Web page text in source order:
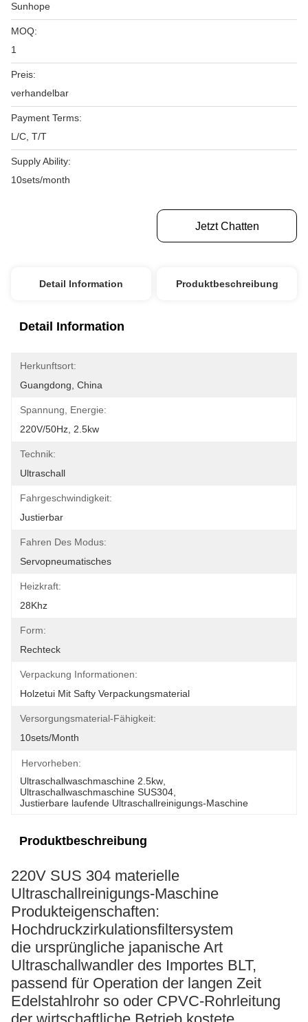
Sunhope
MOQ:
1
Preis:
verhandelbar
Payment Terms:
L/C, T/T
Supply Ability:
10sets/month
Jetzt Chatten
Detail Information Produktbeschreibung
Detail Information
Herkunftsort:
Guangdong, China
Spannung, Energie:
220V/50Hz, 2.5kw
Technik:
Ultraschall
Fahrgeschwindigkeit:
Justierbar
Fahren Des Modus:
Servopneumatisches
Heizkraft:
28Khz
Form:
Rechteck
Verpackung Informationen:
Holzetui Mit Safty Verpackungsmaterial
Versorgungsmaterial-Fähigkeit:
10sets/month
Hervorheben:
Ultraschallwaschmaschine 2.5kw
Ultraschallwaschmaschine SUS304
Justierbare laufende Ultraschallreinigungs-Maschine
Produktbeschreibung
220V SUS 304 materielle
Ultraschallreinigungs-Maschine
Produkteigenschaften:
Hochdruckzirkulationsfiltersystem
die ursprüngliche japanische Art
Ultraschallwandler des Importes BLT,
passend für Operation der langen Zeit
Edelstahlrohr so oder CPVC-Rohrleitung